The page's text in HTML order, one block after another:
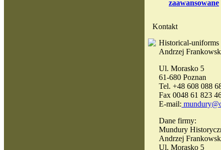
zaawansowane
Kontakt
Historical-uniforms
Andrzej
Ul. Morasko 5
61-680 Poznan
Tel. +48 608 088
Fax 0048 61 823
E-mail:
Dane firmy:
Mundury
Andrzej
Ul. Morasko 5